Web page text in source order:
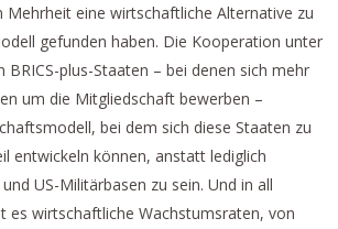
Mehrheit eine wirtschaftliche Alternative zu
gefunden haben. Die Kooperation unter
BRICS-plus-Staaten – bei denen sich mehr
um die Mitgliedschaft bewerben –
bei dem sich diese Staaten zu
entwickeln können, anstatt lediglich
US-Militärbasen zu sein. Und in all
es wirtschaftliche Wachstumsraten, von